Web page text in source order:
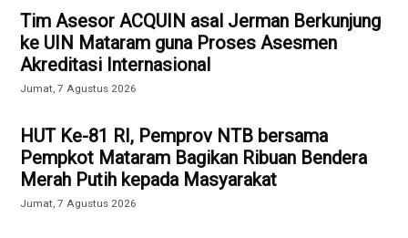
Tim Asesor ACQUIN asal Jerman Berkunjung
ke UIN Mataram guna Proses Asesmen
Akreditasi Internasional
Jumat, 7 Agustus 2026
HUT Ke-81 RI, Pemprov NTB bersama
Pempkot Mataram Bagikan Ribuan Bendera
Merah Putih kepada Masyarakat
Jumat, 7 Agustus 2026